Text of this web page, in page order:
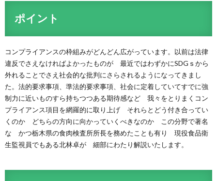
ポイント
コンプライアンスの枠組みがどんどん広がっています。以前は法律
違反でさえなければよかったものが 最近ではわずかにSDGｓから
外れることでさえ社会的な批判にさらされるようになってきまし
た。法的要求事項、準法的要求事項、社会に定着していてすでに強
制力に近いものすら持ちつつある期待感など 我々をとりまくコン
プライアンス項目を網羅的に取り上げ それらとどう付き合ってい
くのか どちらの方向に向かっていくべきなのか この分野で著名
な かつ栃木県の食肉検査所所長を務めたことも有り 現役食品衛
生監視員でもある北林卓が 細部にわたり解説いたします。